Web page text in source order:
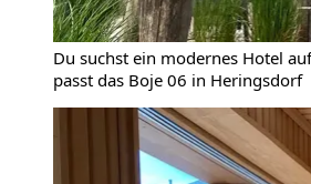
Du suchst ein modernes Hotel
passt das Boje 06 in Heringsdorf